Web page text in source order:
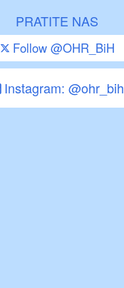
PRATITE NAS
Follow @OHR_BiH
Instagram: @ohr_bih